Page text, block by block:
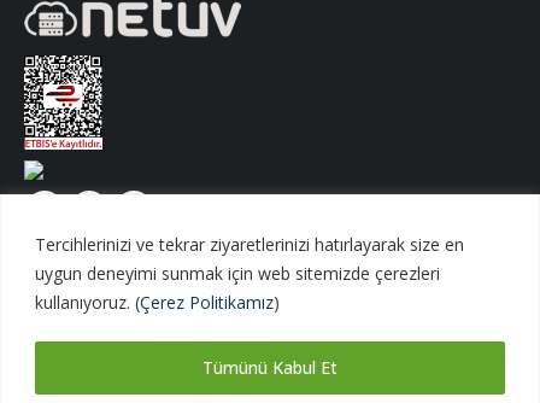
Tercihlerinizi ve tekrar ziyaretlerinizi hatırlayarak size en
uygun deneyimi sunmak için web sitemizde çerezleri
kullanıyoruz. (Çerez Politikamız)
Tümünü Kabul Et
Netuv Bilişim A.Ş. | © 1998 - 2026 Tüm hakları saklıdır.